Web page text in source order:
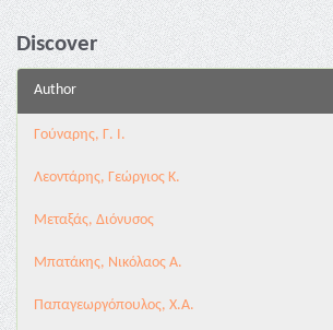
Discover
Author
Γούναρης, Γ. Ι.
Λεοντάρης, Γεώργιος Κ.
Μεταξάς, Διόνυσος
Μπατάκης, Νικόλαος Α.
Παπαγεωργόπουλος, Χ.Α.